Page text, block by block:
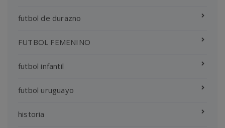
futbol de durazno
FUTBOL FEMENINO
futbol infantil
futbol uruguayo
historia